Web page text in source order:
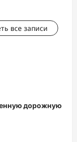
все записи
дорожную